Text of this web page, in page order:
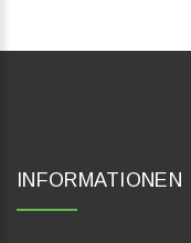
INFORMATIONEN